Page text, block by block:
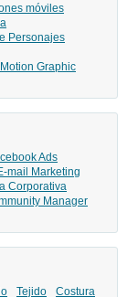
móviles
Personajes
Motion Graphic
Ads
mail Marketing
Corporativa
Manager
Tejido Costura